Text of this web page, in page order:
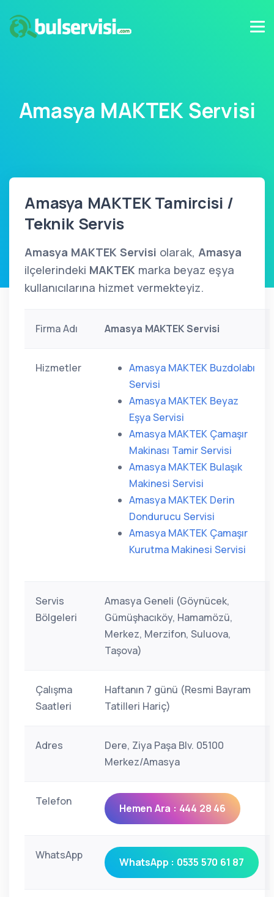
Amasya MAKTEK Servisi
Amasya MAKTEK Tamircisi /
Teknik Servis
Amasya MAKTEK Servisi olarak, Amasya
ilçelerindeki MAKTEK marka beyaz eşya
kullanıcılarına hizmet vermekteyiz.
Firma Adı Amasya MAKTEK Servisi
Hizmetler
Amasya MAKTEK Buzdolabı
Servisi
Amasya MAKTEK Beyaz
Eşya Servisi
Amasya MAKTEK Çamaşır
Makinası Tamir Servisi
Amasya MAKTEK Bulaşık
Makinesi Servisi
Amasya MAKTEK Derin
Dondurucu Servisi
Amasya MAKTEK Çamaşır
Kurutma Makinesi Servisi
Servis
Bölgeleri
Amasya Geneli (Göynücek,
Gümüşhacıköy, Hamamözü,
Merkez, Merzifon, Suluova,
Taşova)
Çalışma
Saatleri
Haftanın 7 günü (Resmi Bayram
Tatilleri Hariç)
Adres
Dere, Ziya Paşa Blv. 05100
Merkez/Amasya
Telefon
Hemen Ara : 444 28 46
WhatsApp
WhatsApp : 0535 570 61 87